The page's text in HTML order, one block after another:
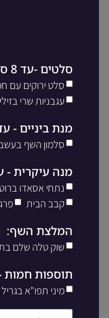
סלטים -עד 8 סוגים לבחירה
סלט ירוקים עם
עגבניות שרי
מנת ביניים - עד 2 סוגים לבחירה (חצי-
סלמון השף
מנה עיקרית - עד 2 סוגים לבחירה
נתחי אסאדו
קבב הבית
המלצת השף:
שוק טלה שלם בתנור (כ-4 ק”ג)
תוספות חמות -עד 3 סוגים
מיני תפו"א בגריל